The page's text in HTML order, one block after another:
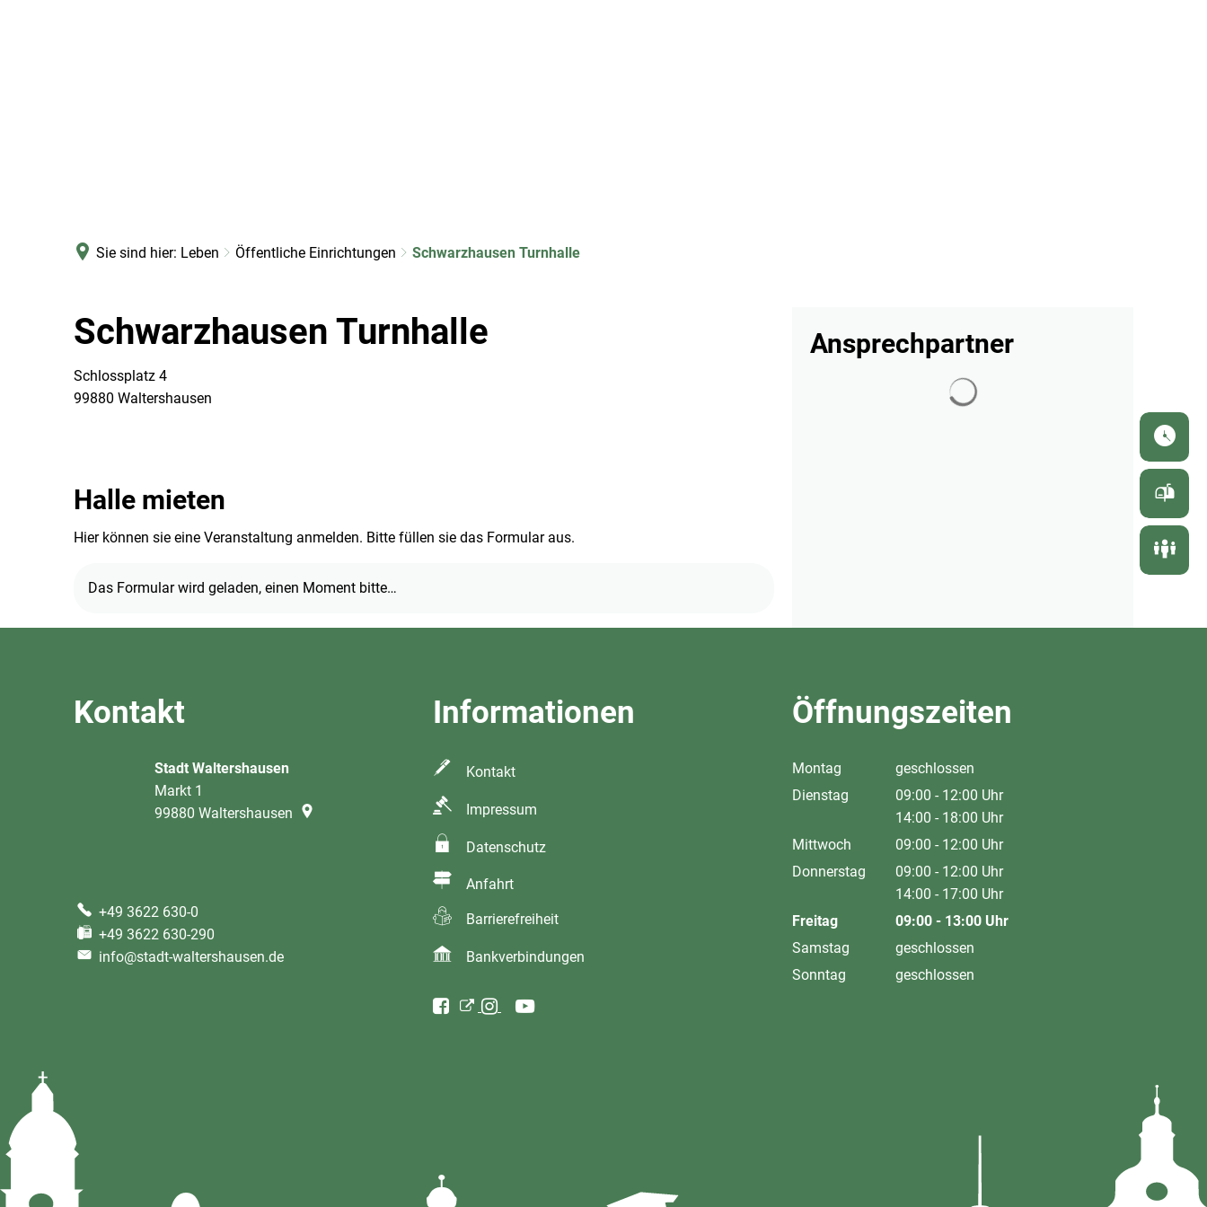
Sie sind hier: Leben Öffentliche Einrichtungen Schwarzhausen Turnhalle
Schwarzhausen Turnhalle
Schlossplatz 4
99880 Waltershausen
Halle mieten
Hier können sie eine Veranstaltung anmelden. Bitte füllen sie das Formular aus.
Das Formular wird geladen, einen Moment bitte…
Ansprechpartner
Kontakt
Stadt Waltershausen
Markt 1
99880 Waltershausen
+49 3622 630-0
+49 3622 630-290
info@stadt-waltershausen.de
Informationen
Kontakt
Impressum
Datenschutz
Anfahrt
Barrierefreiheit
Bankverbindungen
Öffnungszeiten
Montag
geschlossen
Dienstag
09:00 - 12:00 Uhr
Von 09:00 bis 12:00 Uhr
14:00 - 18:00 Uhr
Von 14:00 bis 18:00 Uhr
Mittwoch 09:00 - 12:00 Uhr
Von 09:00 bis 12:00 Uhr
Donnerstag 09:00 - 12:00 Uhr
Von 09:00 bis 12:00 Uhr
14:00 - 17:00 Uhr
Von 14:00 bis 17:00 Uhr
Freitag 09:00 - 13:00 Uhr
Von 09:00 bis 13:00 Uhr
Samstag
geschlossen
Sonntag
geschlossen